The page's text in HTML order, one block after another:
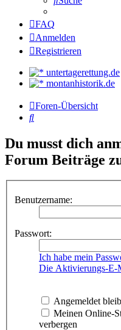
FAQ
Anmelden
Registrieren
untertagerettung.de
montanhistorik.de
Foren-Übersicht
Suche
Du musst dich
Forum Beiträge
Benutzername:
Passwort:
Ich habe mein
Die Aktivierungs-E-
Angemeldet
Meinen Online-
verbergen